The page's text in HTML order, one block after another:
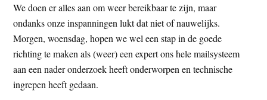
We doen er alles aan om weer bereikbaar te zijn, maar
ondanks onze inspanningen lukt dat niet of nauwelijks.
Morgen, woensdag, hopen we wel een stap in de goede
richting te maken als (weer) een expert ons hele mailsysteem
aan een nader onderzoek heeft onderworpen en technische
ingrepen heeft gedaan.